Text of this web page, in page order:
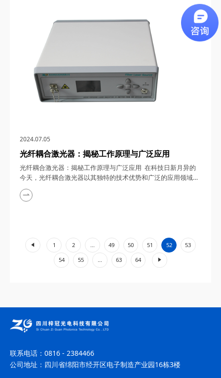
围，带您领略这一高科技产品的独特魅力与无限潜力。 一、皮
秒光纤激光器的工作原理 皮秒光纤激光器，顾名思义，是一种
能够在皮秒（10^-12秒）...
2024.07.05
光纤耦合激光器：揭秘工作原理与广泛应用
光纤耦合激光器：揭秘工作原理与广泛应用 在科技日新月异的
今天，光纤耦合激光器以其独特的技术优势和广泛的应用领域，
成为了光学技术领域的璀璨明星。本文将深入探讨光纤耦合激光
器的工作原理，并详细阐述其在多个领域的广泛应用，带您领略
1 2 49 50 51 52 53
54 55 ... 63 64
»
联系电话： 0816 - 2384466
公司地址： 四川省绵阳市经开区电子制造产业园16栋3楼